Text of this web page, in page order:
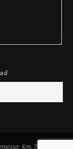
Km. 7,4. Centre